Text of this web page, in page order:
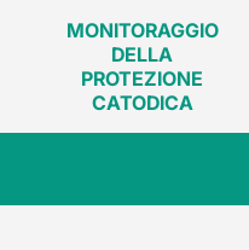
MONITORAGGIO
DELLA
PROTEZIONE
CATODICA